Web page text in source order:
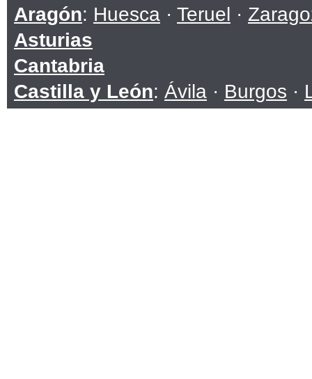
Aragón: Huesca · Teruel ·
Asturias
Cantabria
Castilla y León: Ávila · Burgos ·